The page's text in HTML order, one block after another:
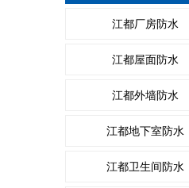
江都厂房防水
江都屋面防水
江都外墙防水
江都地下室防水
江都卫生间防水